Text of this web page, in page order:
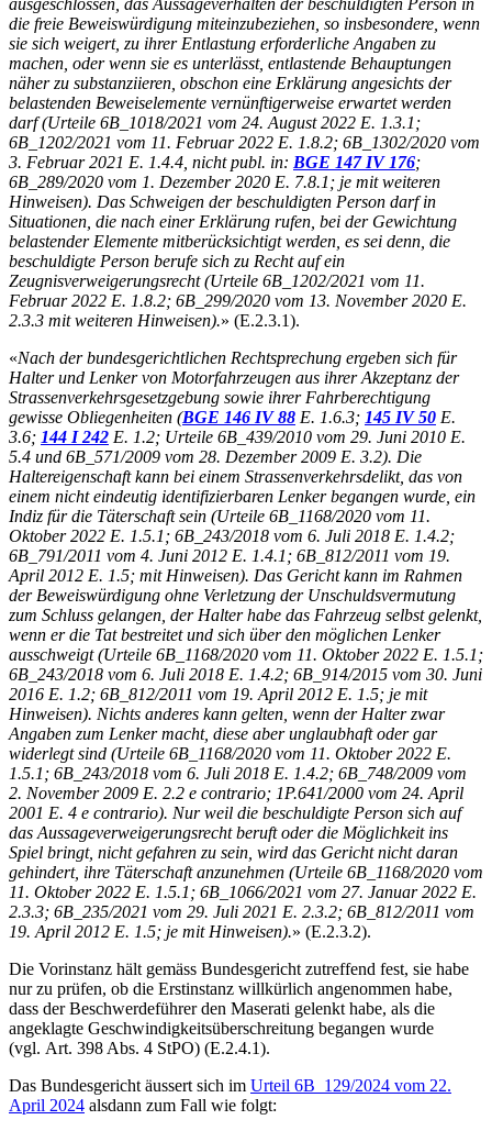
die freie Beweiswürdigung miteinzubeziehen, so insbesondere, wenn
sie sich weigert, zu ihrer Entlastung erforderliche Angaben zu
machen, oder wenn sie es unterlässt, entlastende Behauptungen
näher zu substanziieren, obschon eine Erklärung angesichts der
belastenden Beweiselemente vernünftigerweise erwartet werden
darf (Urteile 6B_1018/2021 vom 24. August 2022 E. 1.3.1;
6B_1202/2021 vom 11. Februar 2022 E. 1.8.2; 6B_1302/2020 vom
3. Februar 2021 E. 1.4.4, nicht publ. in: BGE 147 IV 176;
6B_289/2020 vom 1. Dezember 2020 E. 7.8.1; je mit weiteren
Hinweisen). Das Schweigen der beschuldigten Person darf in
Situationen, die nach einer Erklärung rufen, bei der Gewichtung
belastender Elemente mitberücksichtigt werden, es sei denn, die
beschuldigte Person berufe sich zu Recht auf ein
Zeugnisverweigerungsrecht (Urteile 6B_1202/2021 vom 11.
Februar 2022 E. 1.8.2; 6B_299/2020 vom 13. November 2020 E.
2.3.3 mit weiteren Hinweisen).» (E.2.3.1).
«Nach der bundesgerichtlichen Rechtsprechung ergeben sich für
Halter und Lenker von Motorfahrzeugen aus ihrer Akzeptanz der
Strassenverkehrsgesetzgebung sowie ihrer Fahrberechtigung
gewisse Obliegenheiten (BGE 146 IV 88 E. 1.6.3; 145 IV 50 E.
3.6; 144 I 242 E. 1.2; Urteile 6B_439/2010 vom 29. Juni 2010 E.
5.4 und 6B_571/2009 vom 28. Dezember 2009 E. 3.2). Die
Haltereigenschaft kann bei einem Strassenverkehrsdelikt, das von
einem nicht eindeutig identifizierbaren Lenker begangen wurde, ein
Indiz für die Täterschaft sein (Urteile 6B_1168/2020 vom 11.
Oktober 2022 E. 1.5.1; 6B_243/2018 vom 6. Juli 2018 E. 1.4.2;
6B_791/2011 vom 4. Juni 2012 E. 1.4.1; 6B_812/2011 vom 19.
April 2012 E. 1.5; mit Hinweisen). Das Gericht kann im Rahmen
der Beweiswürdigung ohne Verletzung der Unschuldsvermutung
zum Schluss gelangen, der Halter habe das Fahrzeug selbst gelenkt,
wenn er die Tat bestreitet und sich über den möglichen Lenker
ausschweigt (Urteile 6B_1168/2020 vom 11. Oktober 2022 E. 1.5.1;
6B_243/2018 vom 6. Juli 2018 E. 1.4.2; 6B_914/2015 vom 30. Juni
2016 E. 1.2; 6B_812/2011 vom 19. April 2012 E. 1.5; je mit
Hinweisen). Nichts anderes kann gelten, wenn der Halter zwar
Angaben zum Lenker macht, diese aber unglaubhaft oder gar
widerlegt sind (Urteile 6B_1168/2020 vom 11. Oktober 2022 E.
1.5.1; 6B_243/2018 vom 6. Juli 2018 E. 1.4.2; 6B_748/2009 vom
2. November 2009 E. 2.2 e contrario; 1P.641/2000 vom 24. April
2001 E. 4 e contrario). Nur weil die beschuldigte Person sich auf
das Aussageverweigerungsrecht beruft oder die Möglichkeit ins
Spiel bringt, nicht gefahren zu sein, wird das Gericht nicht daran
gehindert, ihre Täterschaft anzunehmen (Urteile 6B_1168/2020 vom
11. Oktober 2022 E. 1.5.1; 6B_1066/2021 vom 27. Januar 2022 E.
2.3.3; 6B_235/2021 vom 29. Juli 2021 E. 2.3.2; 6B_812/2011 vom
19. April 2012 E. 1.5; je mit Hinweisen).» (E.2.3.2).
Die Vorinstanz hält gemäss Bundesgericht zutreffend fest, sie habe
nur zu prüfen, ob die Erstinstanz willkürlich angenommen habe,
dass der Beschwerdeführer den Maserati gelenkt habe, als die
angeklagte Geschwindigkeitsüberschreitung begangen wurde
(vgl. Art. 398 Abs. 4 StPO) (E.2.4.1).
Das Bundesgericht äussert sich im Urteil 6B_129/2024 vom 22.
April 2024 alsdann zum Fall wie folgt: